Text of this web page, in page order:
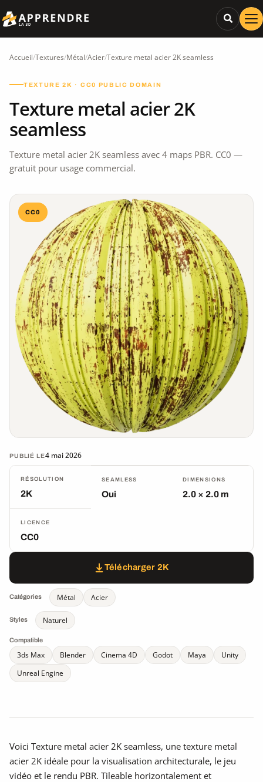
Accueil/Textures/Métal/Acier/Texture metal acier 2K seamless
TEXTURE 2K · CC0 PUBLIC DOMAIN
Texture metal acier 2K
seamless
Texture metal acier 2K seamless avec 4 maps PBR. CC0 —
gratuit pour usage commercial.
CC0
PUBLIÉ LE4 mai 2026
RÉSOLUTION
2K
SEAMLESS
Oui
DIMENSIONS
2.0 × 2.0 m
LICENCE
CC0
Télécharger 2K
Catégories Métal Acier
Styles Naturel
Compatible
3ds Max Blender Cinema 4D Godot Maya
Unity
Unreal Engine
Voici Texture metal acier 2K seamless, une texture metal
acier 2K idéale pour la visualisation architecturale, le jeu
vidéo et le rendu PBR. Tileable horizontalement et